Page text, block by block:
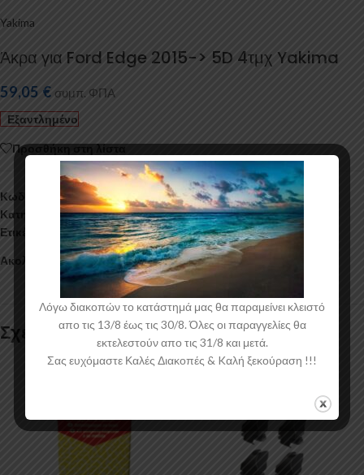
Yakima
Άκρα για Ford Edge 2015-> 5D 4τμχ Yakima
59,05 € συμπ. ΦΠΑ
Εξαντλημένο
Προσθήκη στη λίστα
Κωδικός προϊόντος:
005.K1029W
Κατηγορία:Διάφορα
Ετικέτα:
Aggelidis
Ακολουθήστε:
Σχετικά προϊόντα
Λόγω διακοπών το κατάστημά μας θα παραμείνει κλειστό
απο τις 13/8 έως τις 30/8. Όλες οι παραγγελίες θα
εκτελεστούν απο τις 31/8 και μετά.
Σας ευχόμαστε Καλές Διακοπές & Kαλή ξεκούραση !!!